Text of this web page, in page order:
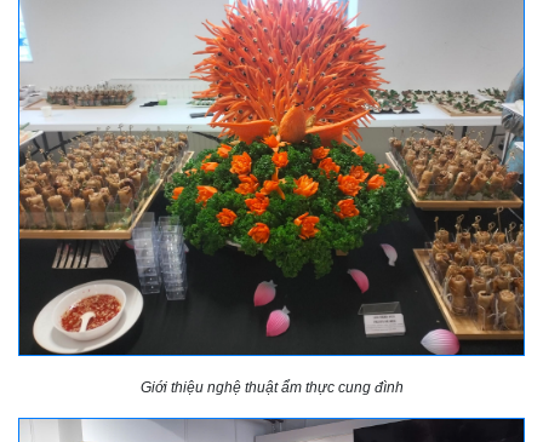
Giới thiệu nghệ thuật ẩm thực cung đình